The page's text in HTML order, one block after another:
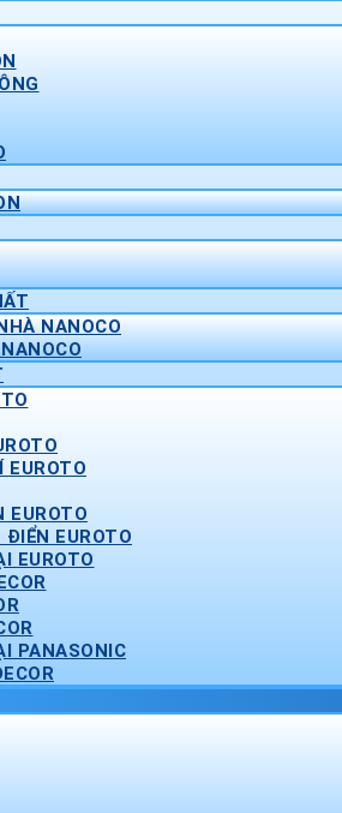
NANOCO
EUROTO
EUROTO
EUROTO
PANASONIC